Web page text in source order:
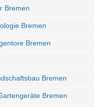
Bremen
Bremen
Bremen
Bremen
Bremen